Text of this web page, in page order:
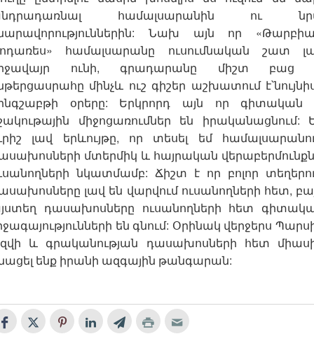
համալսարանին ու
Նախ այն որ
համալսարանը ուսումնական շատ
ունի, գրադարանը միշտ բաց
մինչև ուշ գիշեր աշխատում
օրերը: Երկրորդ այն որ գիտական
միջոցառումներ են իրականացնում:
լավ երևույթը, որ տեսել եմ
մտերմիկ և հայրական
նկատմամբ: Ճիշտ է որ բոլոր
լավ են վարվում ուսանողների հետ,
դասախոսները ուսանողների հետ
են գնում: Օրինակ վերջերս
և գրականության դասախոսների հետ
ենք իրանի ազգային թանգարան: